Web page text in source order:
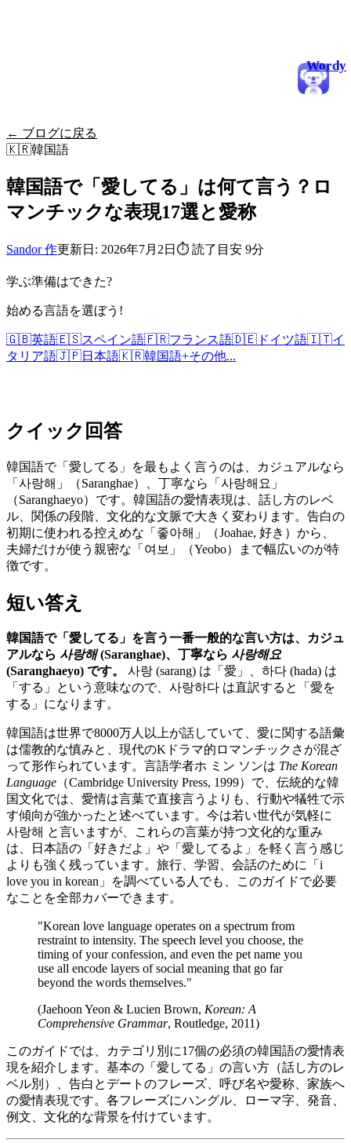
Wordy
← ブログに戻る
🇰🇷韓国語
韓国語で「愛してる」は何て言う？ロ
マンチックな表現17選と愛称
Sandor 作更新日: 2026年7月2日 ⏱ 読了目安 9分
学ぶ準備はできた?
始める言語を選ぼう!
🇬🇧英語🇪🇸スペイン語🇫🇷フランス語🇩🇪 ドイツ語🇮🇹イ
タリア語🇯🇵日本語🇰🇷韓国語+その他...
クイック回答
韓国語で「愛してる」を最もよく言うのは、カジュアルなら
「사랑해」（Saranghae）、丁寧なら「사랑해요」
（Saranghaeyo）です。韓国語の愛情表現は、話し方のレベ
ル、関係の段階、文化的な文脈で大きく変わります。告白の
初期に使われる控えめな「좋아해」（Joahae, 好き）から、
夫婦だけが使う親密な「여보」（Yeobo）まで幅広いのが特
徴です。
短い答え
韓国語で「愛してる」を言う一番一般的な言い方は、カジュ
アルなら 사랑해(Saranghae)、丁寧なら 사랑해요
(Saranghaeyo) です。
사랑 (sarang) は「愛」、하다 (hada) は
「する」という意味なので、사랑하다 は直訳すると「愛を
する」になります。
韓国語は世界で8000万人以上が話していて、愛に関する語彙
は儒教的な慎みと、現代のKドラマ的ロマンチックさが混ざ
って形作られています。言語学者ホ ミン ソンは The Korean
Language （Cambridge University Press, 1999）で、伝統的な韓
国文化では、愛情は言葉で直接言うよりも、行動や犠牲で示
す傾向が強かったと述べています。今は若い世代が気軽に
사랑해 と言いますが、これらの言葉が持つ文化的な重み
は、日本語の「好きだよ」や「愛してるよ」を軽く言う感じ
よりも強く残っています。旅行、学習、会話のために「i
love you in korean」を調べている人でも、このガイドで必要
なことを全部カバーできます。
"Korean love language operates on a spectrum from
restraint to intensity. The speech level you choose, the
timing of your confession, and even the pet name you
use all encode layers of social meaning that go far
beyond the words themselves."
(Jaehoon Yeon & Lucien Brown, Korean: A
Comprehensive Grammar, Routledge, 2011)
このガイドでは、カテゴリ別に17個の必須の韓国語の愛情表
現を紹介します。基本の「愛してる」の言い方（話し方のレ
ベル別）、告白とデートのフレーズ、呼び名や愛称、家族へ
の愛情表現です。各フレーズにハングル、ローマ字、発音、
例文、文化的な背景を付けています。